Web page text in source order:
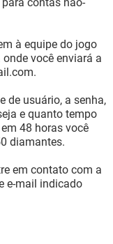
à equipe do jogo
você enviará a
de usuário, a senha,
e quanto tempo
48 horas você
diamantes.
em contato com a
e-mail indicado